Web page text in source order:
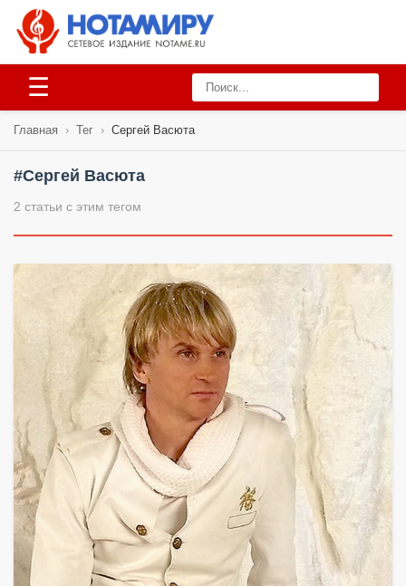
☰
Главная › Тег › Сергей Васюта
#Сергей Васюта
2 статьи с этим тегом